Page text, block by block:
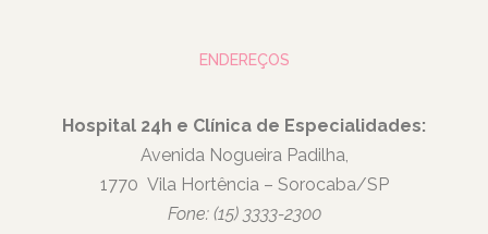
ENDEREÇOS
Hospital 24h e Clínica de Especialidades:
Avenida Nogueira Padilha,
1770 Vila Hortência – Sorocaba/SP
Fone: (15) 3333-2300